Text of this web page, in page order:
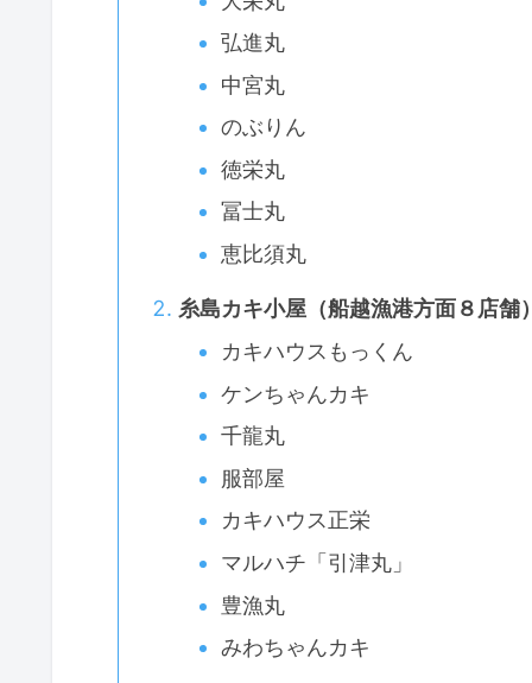
弘進丸
中宮丸
のぶりん
徳栄丸
冨士丸
恵比須丸
糸島カキ小屋（船越漁港方面８店舗
カキハウスもっくん
ケンちゃんカキ
千龍丸
服部屋
カキハウス正栄
マルハチ「引津丸」
豊漁丸
みわちゃんカキ